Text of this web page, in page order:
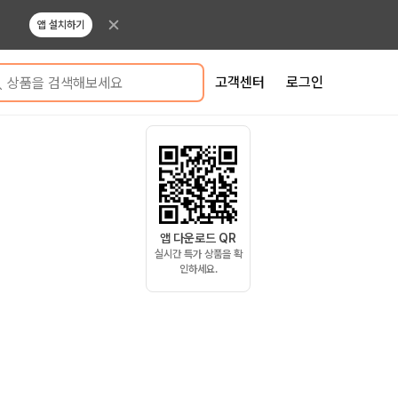
앱 설치하기
상품을 검색해보세요 고객센터 로그인
앱 다운로드 QR
실시간 특가 상품을 확
인하세요.